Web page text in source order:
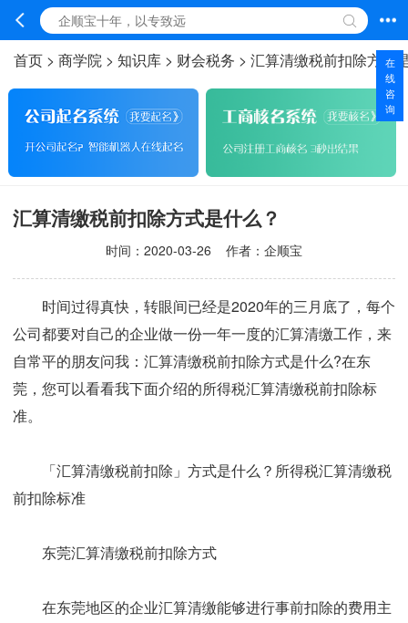
首页 > 商学院 > 知识库 > 财会税务 > 汇算清缴税前扣除方式
汇算清缴税前扣除方式是什么？
时间： 2020-03-26 作者：企顺宝
时间过得真快，转眼间已经是2020年的三月底了，每个
公司都要对自己的企业做一份一年一度的汇算清缴工作，来
自常平的朋友问我：汇算清缴税前扣除方式是什么?在东
莞，您可以看看我下面介绍的所得税汇算清缴税前扣除标
准。
「汇算清缴税前扣除」方式是什么？所得税汇算清缴税
前扣除标准
东莞汇算清缴税前扣除方式
在东莞地区的企业汇算清缴能够进行事前扣除的费用主
在
线
咨
询